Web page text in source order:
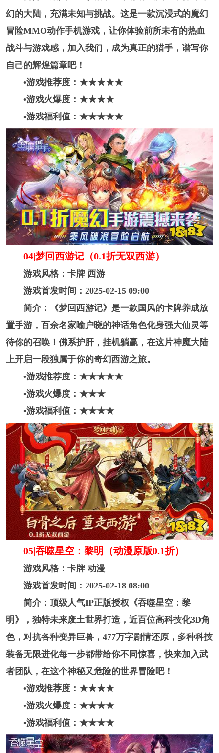
幻的大陆，充满未知与挑战。这是一款沉浸式的魔幻
冒险MMO动作手机游戏，让你体验前所未有的热血
战斗与游戏感，加入我们，成为真正的猎手，谱写你
自己的辉煌篇章吧！
•游戏推荐度：★★★★★
•游戏火爆度：★★★★
•游戏福利值：★★★★★
04|梦回西游记（0.1折无双西游）
游戏风格：卡牌 西游
游戏首发时间：2025-02-15 09:00
简介：《梦回西游记》是一款国风的卡牌养成放
置手游，百余名家喻户晓的神话角色化身强大仙灵等
待你的召唤！佛系护肝，挂机躺赢，在这片神魔大陆
上开启一段独属于你的奇幻西游之旅。
•游戏推荐度：★★★★★
•游戏火爆度：★★★
•游戏福利值：★★★★
05|吞噬星空：黎明（动漫原版0.1折）
游戏风格：卡牌 动漫
游戏首发时间：2025-02-18 08:00
简介：顶级人气IP正版授权《吞噬星空：黎
明》，独特未来废土世界打造，近百位高科技化3D角
色，对抗各种变异巨兽，477万字剧情还原，多种科技
装备无限进化每一步都带给你不同惊喜，快来加入武
者团队，在这个神秘又危险的世界冒险吧！
•游戏推荐度：★★★★
•游戏火爆度：★★★★
•游戏福利值：★★★★